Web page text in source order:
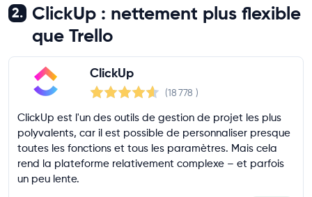
2. ClickUp : nettement plus flexible
que Trello
ClickUp
(18 778 )
ClickUp est l'un des outils de gestion de projet les plus
polyvalents, car il est possible de personnaliser presque
toutes les fonctions et tous les paramètres. Mais cela
rend la plateforme relativement complexe – et parfois
un peu lente.